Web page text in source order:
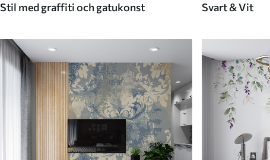
Stil med graffiti och gatukonst Svart & Vit